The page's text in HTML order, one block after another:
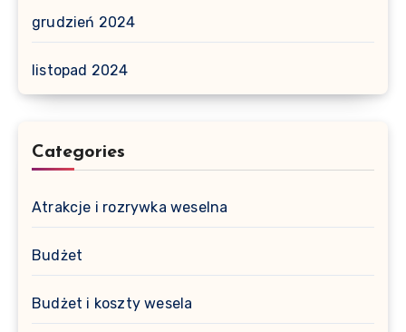
grudzień 2024
listopad 2024
Categories
Atrakcje i rozrywka weselna
Budżet
Budżet i koszty wesela